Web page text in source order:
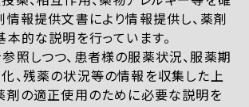
情報提供文書により情報提供し、薬剤
本的な説明を行っています。
照しつつ、患者様の服薬状況、服薬期
、残薬の状況等の情報を収集した上
剤の適正使用のために必要な説明を